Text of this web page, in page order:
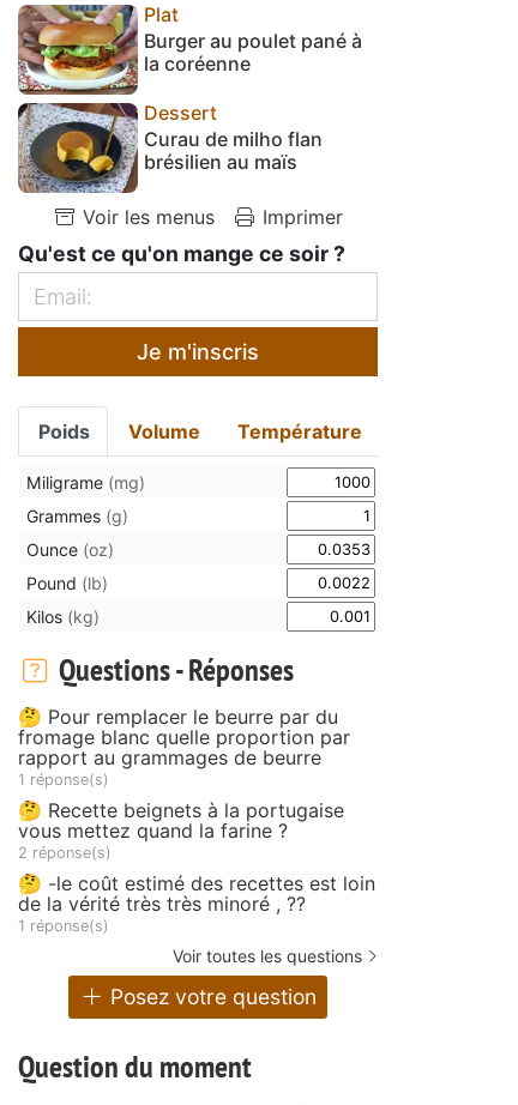
Plat
Burger au poulet pané à
la coréenne
Dessert
Curau de milho flan
brésilien au maïs
Voir les menus Imprimer
Qu'est ce qu'on mange ce soir ?
Je m'inscris
Poids Volume Température
Miligrame (mg)
Grammes (g)
Ounce (oz)
Pound (lb)
Kilos (kg)
Questions - Réponses
🤔 Pour remplacer le beurre par du
fromage blanc quelle proportion par
rapport au grammages de beurre
1 réponse(s)
🤔 Recette beignets à la portugaise
vous mettez quand la farine ?
2 réponse(s)
🤔 -le coût estimé des recettes est loin
de la vérité très très minoré , ??
1 réponse(s)
Voir toutes les questions
Posez votre question
Question du moment